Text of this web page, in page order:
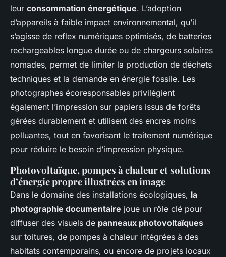
leur consommation énergétique. L’adoption
d’appareils à faible impact environnemental, qu’il
s’agisse de reflex numériques optimisés, de batteries
rechargeables longue durée ou de chargeurs solaires
nomades, permet de limiter la production de déchets
techniques et la demande en énergie fossile. Les
photographes écoresponsables privilégient
également l’impression sur papiers issus de forêts
gérées durablement et utilisent des encres moins
polluantes, tout en favorisant le traitement numérique
pour réduire le besoin d’impression physique.
Photovoltaïque, pompes à chaleur et solutions
d’énergie propre illustrées en image
Dans le domaine des installations écologiques, la
photographie documentaire joue un rôle clé pour
diffuser des visuels de panneaux photovoltaïques
sur toitures, de pompes à chaleur intégrées à des
habitats contemporains, ou encore de projets locaux